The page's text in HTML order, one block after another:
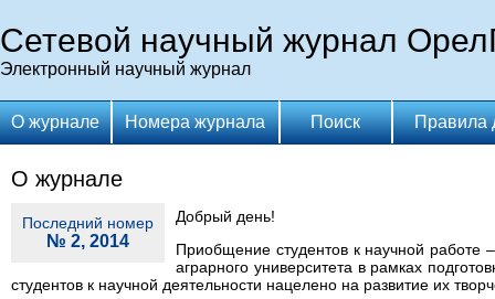
Сетевой научный журнал
Электронный научный журнал
О журнале Номера журнала Поиск Правила
О журнале
Последний номер
№ 2, 2014
Добрый день!
Приобщение студентов к научной работе
аграрного университета в рамках
студентов к научной деятельности нацелено на развитие их